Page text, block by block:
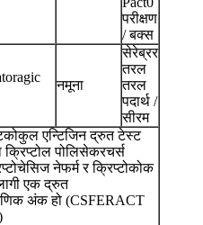
परीक्षण
/ बक्स
नमूना
सेरेब्रर
तरल
तरल
पदार्थ /
सीरम
एन्टिजिन द्रुत टेस्ट
पोलिसेकरचर्स
नेफर्म र क्रिप्टोकोक
एक द्रुत
अंक हो (CSFERACT